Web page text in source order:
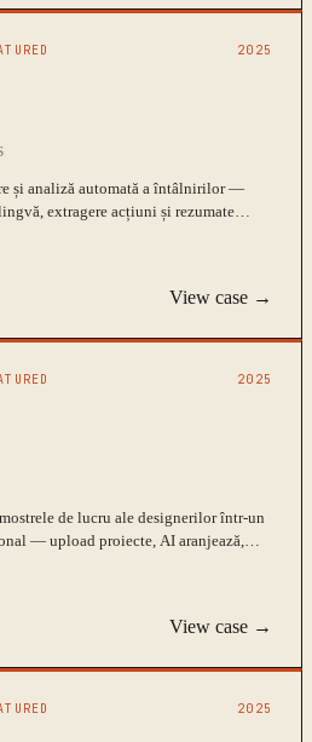
2025
și analiză automată a întâlnirilor —
extragere acțiuni și rezumate
View case →
2025
de lucru ale designerilor într-un
— upload proiecte, AI aranjează,
View case →
2025